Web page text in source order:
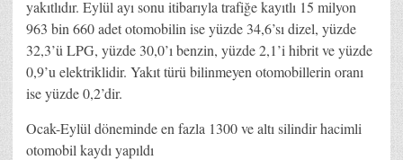
yakıtlıdır. Eylül ayı sonu itibarıyla trafiğe kayıtlı 15 milyon
963 bin 660 adet otomobilin ise yüzde 34,6’sı dizel, yüzde
32,3’ü LPG, yüzde 30,0’ı benzin, yüzde 2,1’i hibrit ve yüzde
0,9’u elektriklidir. Yakıt türü bilinmeyen otomobillerin oranı
ise yüzde 0,2’dir.
Ocak-Eylül döneminde en fazla 1300 ve altı silindir hacimli
otomobil kaydı yapıldı